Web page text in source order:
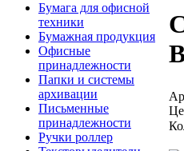
Бумага для офисной
техники
Бумажная продукция
Офисные
принадлежности
Папки и системы
архивации
Письменные
принадлежности
Ручки роллер